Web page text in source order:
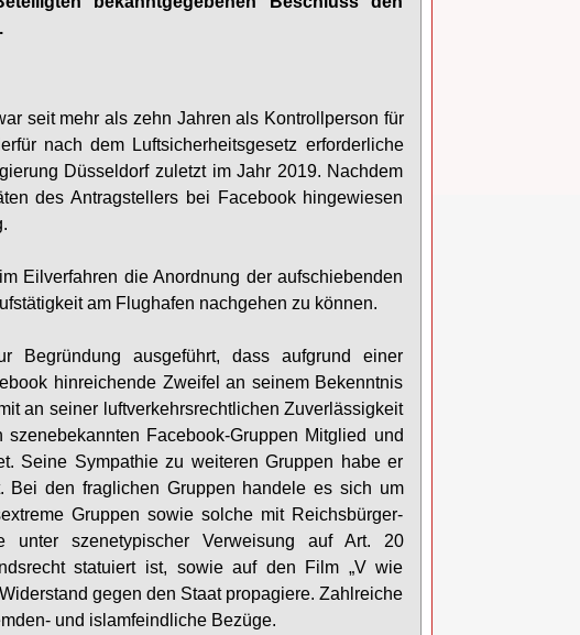
seit mehr als zehn Jahren als Kontrollperson für
nach dem Luftsicherheitsgesetz erforderliche
Düsseldorf zuletzt im Jahr 2019. Nachdem
des Antragstellers bei Facebook hingewiesen
Eilverfahren die Anordnung der aufschiebenden
am Flughafen nachgehen zu können.
Begründung ausgeführt, dass aufgrund einer
hinreichende Zweifel an seinem Bekenntnis
an seiner luftverkehrsrechtlichen Zuverlässigkeit
Facebook-Gruppen Mitglied und
Seine Sympathie zu weiteren Gruppen habe er
Bei den fraglichen Gruppen handele es sich um
Gruppen sowie solche mit Reichsbürger-
unter szenetypischer Verweisung auf Art. 20
statuiert ist, sowie auf den Film „V wie
gegen den Staat propagiere. Zahlreiche
und islamfeindliche Bezüge.